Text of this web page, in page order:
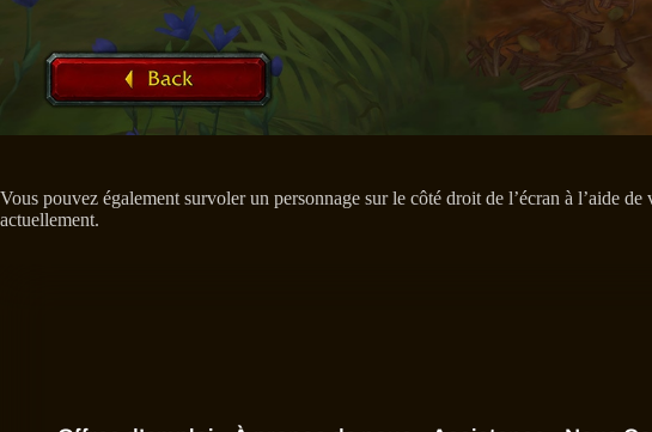
Vous pouvez également survoler un personnage sur le côté droit de l’écran à l’aide
actuellement.